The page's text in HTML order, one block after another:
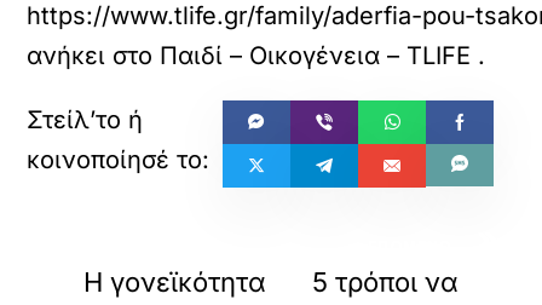
https://www.tlife.gr/family/aderfia-pou-
ανήκει στο Παιδί – Οικογένεια – TLIFE .
Η γονεϊκότητα 5 τρόποι να